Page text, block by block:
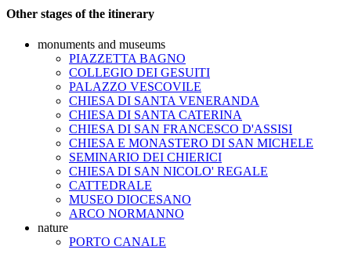
Other stages of the itinerary
monuments and museums
PIAZZETTA BAGNO
COLLEGIO DEI GESUITI
PALAZZO VESCOVILE
CHIESA DI SANTA VENERANDA
CHIESA DI SANTA CATERINA
CHIESA DI SAN FRANCESCO D'ASSISI
CHIESA E MONASTERO DI SAN MICHELE
SEMINARIO DEI CHIERICI
CHIESA DI SAN NICOLO' REGALE
CATTEDRALE
MUSEO DIOCESANO
ARCO NORMANNO
nature
PORTO CANALE